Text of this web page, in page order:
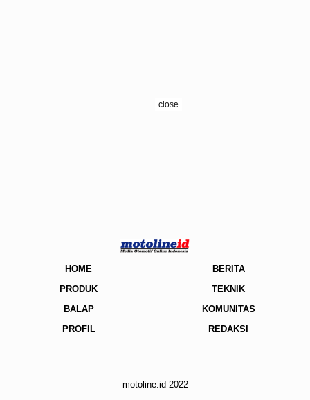
HOME
BERITA
PRODUK
TEKNIK
BALAP
KOMUNITAS
PROFIL
REDAKSI
motoline.id 2022
close